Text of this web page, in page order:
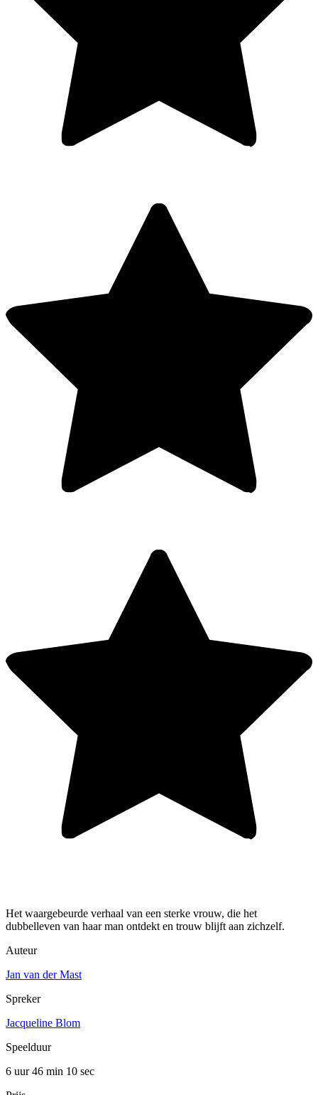
Het waargebeurde verhaal van een sterke vrouw, die het
dubbelleven van haar man ontdekt en trouw blijft aan zichzelf.
Auteur
Jan van der Mast
Spreker
Jacqueline Blom
Speelduur
6 uur 46 min 10 sec